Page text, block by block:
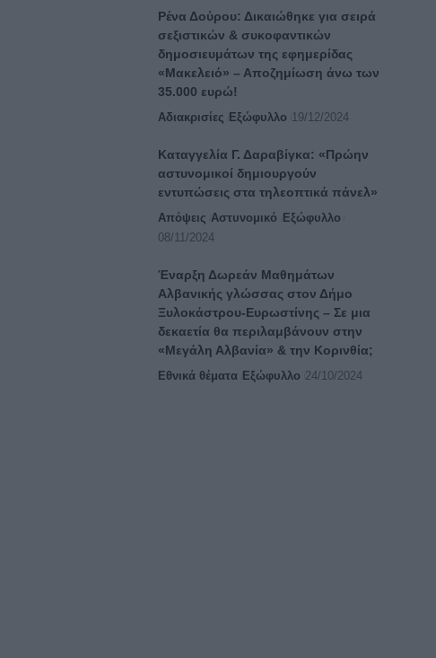
Ρένα Δούρου: Δικαιώθηκε για σειρά
σεξιστικών & συκοφαντικών
δημοσιευμάτων της εφημερίδας
«Μακελειό» – Αποζημίωση άνω των
35.000 ευρώ!
Αδιακρισίες Εξώφυλλο 19/12/2024
Καταγγελία Γ. Δαραβίγκα: «Πρώην
αστυνομικοί δημιουργούν
εντυπώσεις στα τηλεοπτικά πάνελ»
Απόψεις Αστυνομικό
Εξώφυλλο
08/11/2024
Έναρξη Δωρεάν Μαθημάτων
Αλβανικής γλώσσας στον Δήμο
Ξυλοκάστρου-Ευρωστίνης – Σε μια
δεκαετία θα περιλαμβάνουν στην
«Μεγάλη Αλβανία» & την Κορινθία;
Εθνικά θέματα Εξώφυλλο 24/10/2024